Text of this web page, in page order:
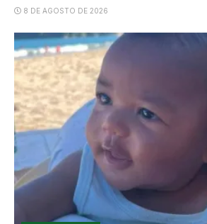
8 DE AGOSTO DE 2026